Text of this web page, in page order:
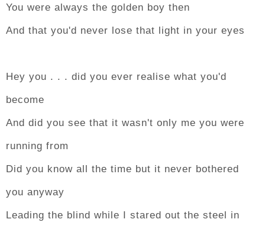
You were always the golden boy then
And that you'd never lose that light in your eyes
Hey you . . . did you ever realise what you'd
become
And did you see that it wasn't only me you were
running from
Did you know all the time but it never bothered
you anyway
Leading the blind while I stared out the steel in